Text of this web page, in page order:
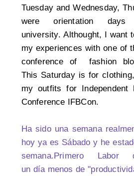
Tuesday and Wednesday,
were orientation
university.Althought, I want
my experiences with one of
conference of fashion
This Saturday is for
my outfits for Independent
Conference IFBCon.
Ha sido una semana
hoy ya es Sábado y he
semana.Primero
un día menos de